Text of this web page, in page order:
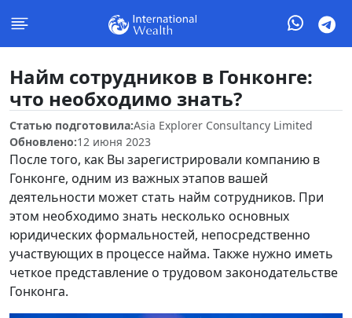
Найм сотрудников в Гонконге:
что необходимо знать?
Статью подготовила:Asia Explorer Consultancy Limited
Обновлено:12 июня 2023
После того, как Вы зарегистрировали компанию в
Гонконге, одним из важных этапов вашей
деятельности может стать найм сотрудников. При
этом необходимо знать несколько основных
юридических формальностей, непосредственно
участвующих в процессе найма. Также нужно иметь
четкое представление о трудовом законодательстве
Гонконга.